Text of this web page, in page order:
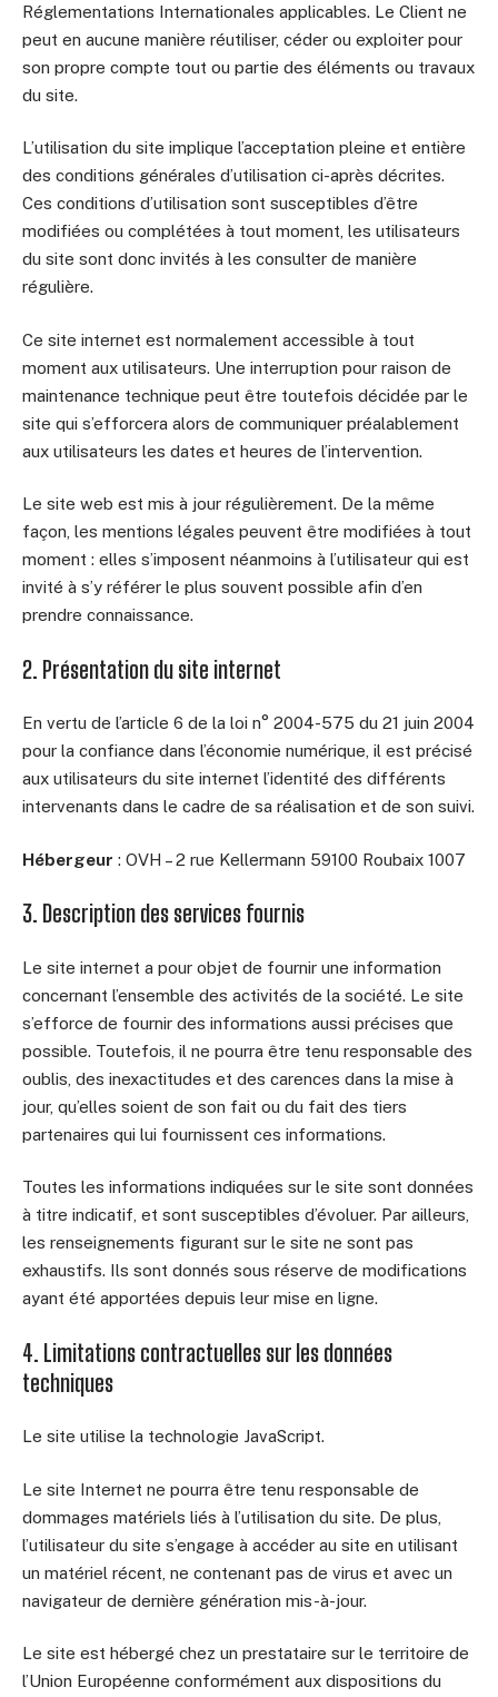
Réglementations Internationales applicables. Le Client ne
peut en aucune manière réutiliser, céder ou exploiter pour
son propre compte tout ou partie des éléments ou travaux
du site.
L’utilisation du site implique l’acceptation pleine et entière
des conditions générales d’utilisation ci-après décrites.
Ces conditions d’utilisation sont susceptibles d’être
modifiées ou complétées à tout moment, les utilisateurs
du site sont donc invités à les consulter de manière
régulière.
Ce site internet est normalement accessible à tout
moment aux utilisateurs. Une interruption pour raison de
maintenance technique peut être toutefois décidée par le
site qui s’efforcera alors de communiquer préalablement
aux utilisateurs les dates et heures de l’intervention.
Le site web est mis à jour régulièrement. De la même
façon, les mentions légales peuvent être modifiées à tout
moment : elles s’imposent néanmoins à l’utilisateur qui est
invité à s’y référer le plus souvent possible afin d’en
prendre connaissance.
2. Présentation du site internet
En vertu de l’article 6 de la loi n° 2004-575 du 21 juin 2004
pour la confiance dans l’économie numérique, il est précisé
aux utilisateurs du site internet l’identité des différents
intervenants dans le cadre de sa réalisation et de son suivi.
Hébergeur : OVH – 2 rue Kellermann 59100 Roubaix 1007
3. Description des services fournis
Le site internet a pour objet de fournir une information
concernant l’ensemble des activités de la société. Le site
s’efforce de fournir des informations aussi précises que
possible. Toutefois, il ne pourra être tenu responsable des
oublis, des inexactitudes et des carences dans la mise à
jour, qu’elles soient de son fait ou du fait des tiers
partenaires qui lui fournissent ces informations.
Toutes les informations indiquées sur le site sont données
à titre indicatif, et sont susceptibles d’évoluer. Par ailleurs,
les renseignements figurant sur le site ne sont pas
exhaustifs. Ils sont donnés sous réserve de modifications
ayant été apportées depuis leur mise en ligne.
4. Limitations contractuelles sur les données
techniques
Le site utilise la technologie JavaScript.
Le site Internet ne pourra être tenu responsable de
dommages matériels liés à l’utilisation du site. De plus,
l’utilisateur du site s’engage à accéder au site en utilisant
un matériel récent, ne contenant pas de virus et avec un
navigateur de dernière génération mis-à-jour.
Le site est hébergé chez un prestataire sur le territoire de
l’Union Européenne conformément aux dispositions du